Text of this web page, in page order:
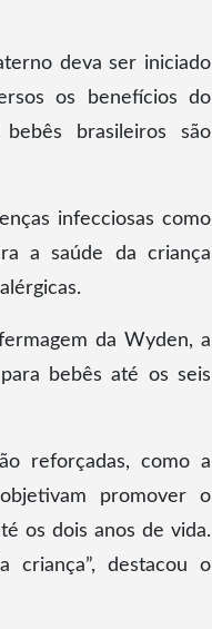
deva ser iniciado
os benefícios do
brasileiros são
infecciosas como
a saúde da criança
da Wyden, a
bebês até os seis
reforçadas, como a
promover o
os dois anos de vida.
criança”, destacou o